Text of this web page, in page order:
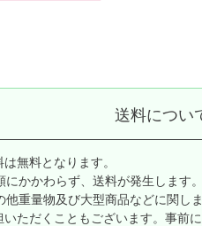
送料につい
無料となります。
かかわらず、送料が発生します。
重量物及び大型商品などに関し
ただくこともございます。事前